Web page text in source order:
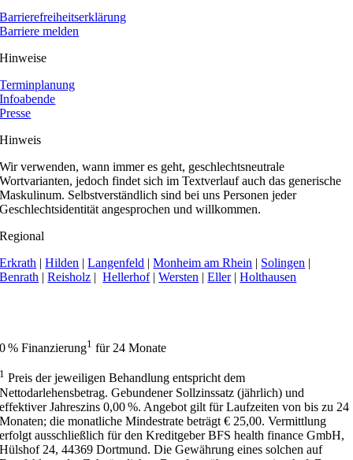
Barrierefreiheitserklärung
Barriere melden
Hinweise
Terminplanung
Infoabende
Presse
Hinweis
Wir verwenden, wann immer es geht, geschlechtsneutrale
Wortvarianten, jedoch findet sich im Textverlauf auch das generische
Maskulinum. Selbstverständlich sind bei uns Personen jeder
Geschlechtsidentität angesprochen und willkommen.
Regional
Erkrath |Hilden |Langenfeld |Monheim am Rhein | Solingen |
Benrath |Reisholz |Hellerhof|Wersten |Eller|Holthausen
0 % Finanzierung1 für 24 Monate
1 Preis der jeweiligen Behandlung entspricht dem
Nettodarlehensbetrag. Gebundener Sollzinssatz (jährlich) und
effektiver Jahreszins 0,00 %. Angebot gilt für Laufzeiten von bis zu 24
Monaten; die monatliche Mindestrate beträgt € 25,00. Vermittlung
erfolgt ausschließlich für den Kreditgeber BFS health finance GmbH,
Hülshof 24, 44369 Dortmund. Die Gewährung eines solchen auf